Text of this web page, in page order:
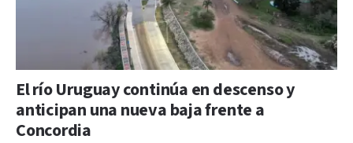
El río Uruguay continúa en descenso y
anticipan una nueva baja frente a
Concordia